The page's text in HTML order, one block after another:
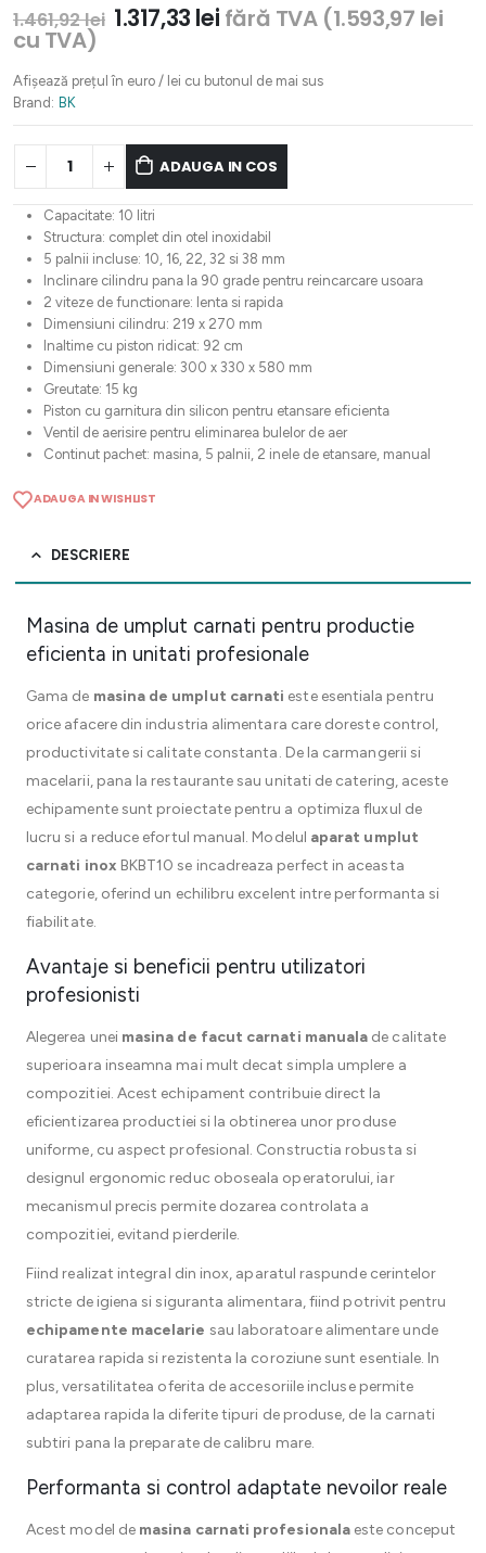
1.461,92lei Prețul
inițial
fost:
1.317,33 leiPrețul
1.317,33 lei.
fără TVA (1.593,97 lei
cu TVA)
Afișează prețul în euro / lei cu butonul de mai sus
Brand: BK
ADAUGA IN COS
Capacitate: 10 litri
Structura: complet din otel inoxidabil
5 palnii incluse: 10, 16, 22, 32 si 38 mm
Inclinare cilindru pana la 90 grade pentru reincarcare usoara
2 viteze de functionare: lenta si rapida
Dimensiuni cilindru: 219 x 270 mm
Inaltime cu piston ridicat: 92 cm
Dimensiuni generale: 300 x 330 x 580 mm
Greutate: 15 kg
Piston cu garnitura din silicon pentru etansare eficienta
Ventil de aerisire pentru eliminarea bulelor de aer
Continut pachet: masina, 5 palnii, 2 inele de etansare, manual
ADAUGA IN WISHLIST
DESCRIERE
Masina de umplut carnati pentru productie
eficienta in unitati profesionale
Gama de masina de umplut carnati este esentiala pentru
orice afacere din industria alimentara care doreste control,
productivitate si calitate constanta. De la carmangerii si
macelarii, pana la restaurante sau unitati de catering, aceste
echipamente sunt proiectate pentru a optimiza fluxul de
lucru si a reduce efortul manual. Modelul aparat umplut
carnati inox BKBT10 se incadreaza perfect in aceasta
categorie, oferind un echilibru excelent intre performanta si
fiabilitate.
Avantaje si beneficii pentru utilizatori
profesionisti
Alegerea unei masina de facut carnati manuala de calitate
superioara inseamna mai mult decat simpla umplere a
compozitiei. Acest echipament contribuie direct la
eficientizarea productiei si la obtinerea unor produse
uniforme, cu aspect profesional. Constructia robusta si
designul ergonomic reduc oboseala operatorului, iar
mecanismul precis permite dozarea controlata a
compozitiei, evitand pierderile.
Fiind realizat integral din inox, aparatul raspunde cerintelor
stricte de igiena si siguranta alimentara, fiind potrivit pentru
echipamente macelarie sau laboratoare alimentare unde
curatarea rapida si rezistenta la coroziune sunt esentiale. In
plus, versatilitatea oferita de accesoriile incluse permite
adaptarea rapida la diferite tipuri de produse, de la carnati
subtiri pana la preparate de calibru mare.
Performanta si control adaptate nevoilor reale
Acest model de masina carnati profesionalaeste conceput